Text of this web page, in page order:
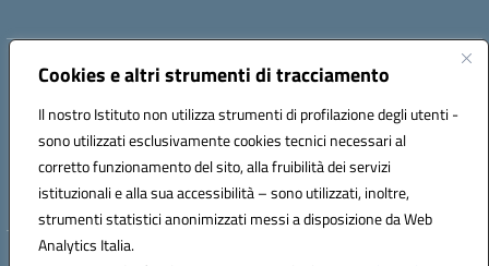
Cookies e altri strumenti di tracciamento
Il nostro Istituto non utilizza strumenti di profilazione degli utenti -
sono utilizzati esclusivamente cookies tecnici necessari al
corretto funzionamento del sito, alla fruibilità dei servizi
istituzionali e alla sua accessibilità – sono utilizzati, inoltre,
strumenti statistici anonimizzati messi a disposizione da Web
Analytics Italia.
Indirizzo:Via Tirso, 07011 Bono (SS)
Posta elettronica certificata (PEC):ssic820006@pec.istruzione.it
Codice fiscale: 81000530907
Codice meccanografico: SSIC820006